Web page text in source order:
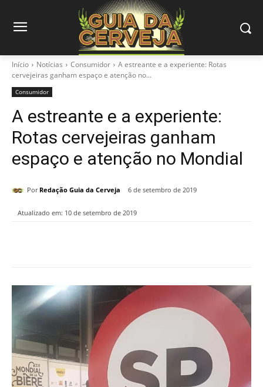
Início Notícias Consumidor
A estreante e a experiente: Rotas
cervejeiras ganham espaço e atenção no...
Consumidor
A estreante e a experiente:
Rotas cervejeiras ganham
espaço e atenção no Mondial
Por Redação Guia da Cerveja 6 de setembro de 2019
Atualizado em: 10 de setembro de 2019